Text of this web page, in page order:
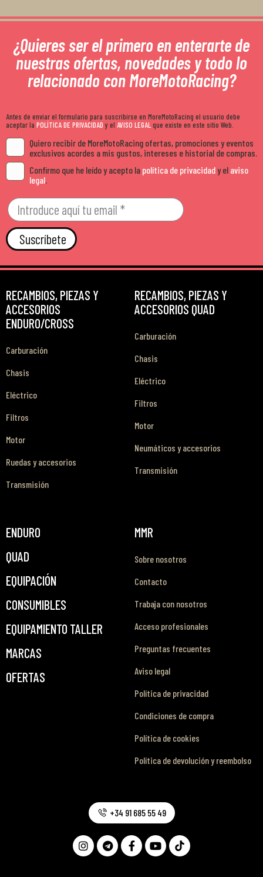
¿Quieres ser el primero en enterarte de
nuestras ofertas, novedades y todo lo
relacionado con MoreMotoRacing?
Antes de enviar el formulario para suscribirse en MoreMotoRacing el usuario debe
aceptar la POLÍTICA DE PRIVACIDADy el AVISO LEGALque existe en este sitio Web.
Quiero recibir de MoreMotoRacing ofertas, promociones y eventos
exclusivos acordes a mis gustos, intereses e historial de compras.
Confirmo que he leído y acepto la política de privacidady el aviso
legal.
Suscríbete
RECAMBIOS, PIEZAS Y
ACCESORIOS
ENDURO/CROSS
Carburación
Chasis
Eléctrico
Filtros
Motor
Ruedas y accesorios
Transmisión
RECAMBIOS, PIEZAS Y
ACCESORIOS QUAD
Carburación
Chasis
Eléctrico
Filtros
Motor
Neumáticos y accesorios
Transmisión
ENDURO
QUAD
EQUIPACIÓN
CONSUMIBLES
EQUIPAMIENTO TALLER
MARCAS
OFERTAS
MMR
Sobre nosotros
Contacto
Trabaja con nosotros
Acceso profesionales
Preguntas frecuentes
Aviso legal
Política de privacidad
Condiciones de compra
Política de cookies
Política de devolución y reembolso
+34 91 685 55 49